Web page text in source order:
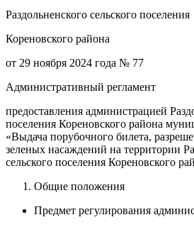
Раздольненского сельского поселения
Кореновского района
от 29 ноября 2024 года № 77
Административный регламент
предоставления администрацией
поселения Кореновского района
«Выдача порубочного билета,
зеленых насаждений на территории
сельского поселения Кореновского
Общие положения
Предмет регулирования